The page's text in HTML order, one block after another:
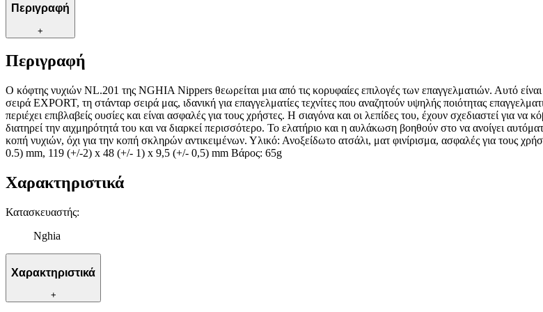
Περιγραφή
+
Περιγραφή
Ο κόφτης νυχιών NL.201 της NGHIA Nippers θεωρείται μια από τις κορυφαίες επιλογές των επαγγελματιών. Αυτό
σειρά EXPORT, τη στάνταρ σειρά μας, ιδανική για επαγγελματίες τεχνίτες που αναζητούν υψηλής ποιότητας
περιέχει επιβλαβείς ουσίες και είναι ασφαλές για τους χρήστες. Η σιαγόνα και οι λεπίδες του, έχουν σχεδιαστεί για
διατηρεί την αιχμηρότητά του και να διαρκεί περισσότερο. Το ελατήριο και η αυλάκωση βοηθούν στο να ανοίγει
κοπή νυχιών, όχι για την κοπή σκληρών αντικειμένων. Υλικό: Ανοξείδωτο ατσάλι, ματ φινίρισμα, ασφαλές για
0.5) mm, 119 (+/-2) x 48 (+/- 1) x 9,5 (+/- 0,5) mm Βάρος: 65g
Χαρακτηριστικά
Κατασκευαστής:
Nghia
Χαρακτηριστικά
+